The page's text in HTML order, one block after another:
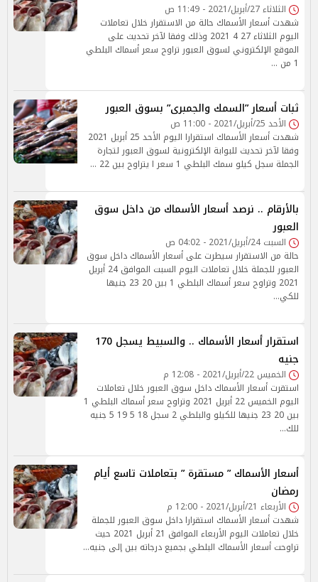
الثلاثاء 27/أبريل/2021 - 11:49 ص
شهدت أسعار الأسماك حالة من الاستقرار خلال تعاملات
اليوم الثلاثاء 27 4 2021 وذلك وفقا لآخر تحديث على
الموقع الإلكتروني لسوق العبور تراوح سعر أسماك البلطي
1 من …
ثبات أسعار ”السمك والجمبرى” بسوق العبور
الأحد 25/أبريل/2021 - 11:00 ص
شهدت أسعار الأسماك استقرارا اليوم الأحد 25 أبريل 2021
وفقا لآخر تحديث للبوابة الإلكترونية لسوق العبور لتجارة
الجملة سجل كيلو سمك البلطي 1 سعر ا يتراوح بين 22 …
بالأرقام .. نرصد أسعار الأسماك من داخل سوق
العبور
السبت 24/أبريل/2021 - 04:02 ص
حالة من الاستقرار سيطرت على أسعار الأسماك داخل سوق
العبور للجملة خلال تعاملات اليوم السبت الموافق 24 أبريل
2021 وتراوح سعر أسماك البلطي 1 بين 20 23 جنيها
للكي…
استقرار أسعار الأسماك .. والسبيط يسجل 170
جنيه
الخميس 22/أبريل/2021 - 12:08 م
استقرت أسعار الأسماك داخل سوق العبور خلال تعاملات
اليوم الخميس 22 أبريل 2021 وتراوح سعر أسماك البلطي 1
بين 20 23 جنيها للكيلو والبلطي 2 سجل 18 5 19 5 جنيه
للك…
أسعار الأسماك ” مستقرة ” بتعاملات تاسع أيام
رمضان
الأربعاء 21/أبريل/2021 - 12:00 م
شهدت أسعار الأسماك استقرارا داخل سوق العبور للجملة
خلال تعاملات اليوم الأربعاء الموافق 21 أبريل 2021 حيث
تراوحت أسعار الأسماك البلطي بجميع درجاته بين إلى جنيه…